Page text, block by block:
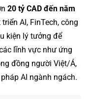
20 tỷ CAD đến năm
AI, FinTech, công
kiện lý tưởng để
lĩnh vực như ứng
đồng người Việt/Á,
AI ngành ngách.